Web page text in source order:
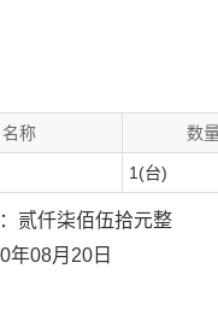
名称 数
1(台)
贰仟柒佰伍拾元整
年08月20日